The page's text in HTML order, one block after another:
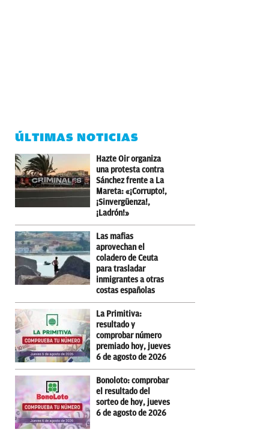
ÚLTIMAS NOTICIAS
Hazte Oir organiza
una protesta contra
Sánchez frente a La
Mareta: «¡Corrupto!,
¡Sinvergüenza!,
¡Ladrón!»
Las mafias
aprovechan el
coladero de Ceuta
para trasladar
inmigrantes a otras
costas españolas
La Primitiva:
resultado y
comprobar número
premiado hoy, jueves
6 de agosto de 2026
Bonoloto: comprobar
el resultado del
sorteo de hoy, jueves
6 de agosto de 2026